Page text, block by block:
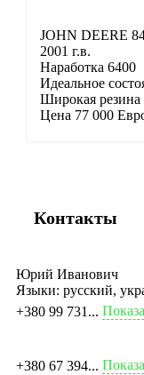
JOHN DEERE
2001 г.в.
Наработка 6400
Идеальное
Широкая резина
Цена 77 000
Контакты
Юрий Иванович
Языки: русский,
+380 99 731...
+380 67 394...